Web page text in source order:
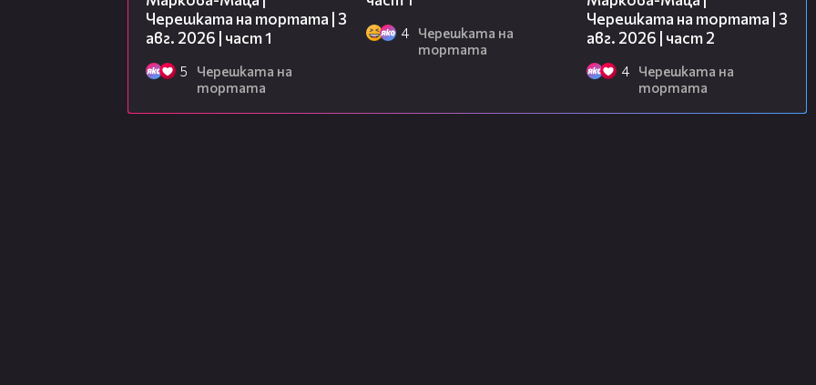
Черешката на тортата | 3
авг. 2026 | част 1
5
Черешката на
тортата
4
Черешката на
тортата
Черешката на тортата | 3
авг. 2026 | част 2
4
Черешката на
тортата